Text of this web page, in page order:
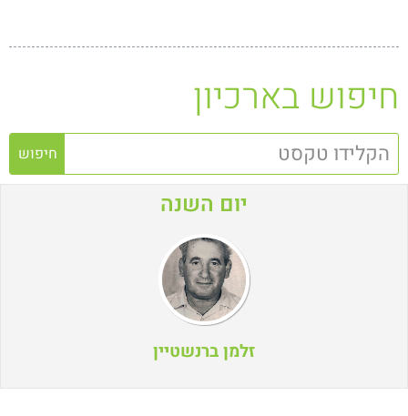
חיפוש בארכיון
חיפוש
יום השנה
זלמן ברנשטיין